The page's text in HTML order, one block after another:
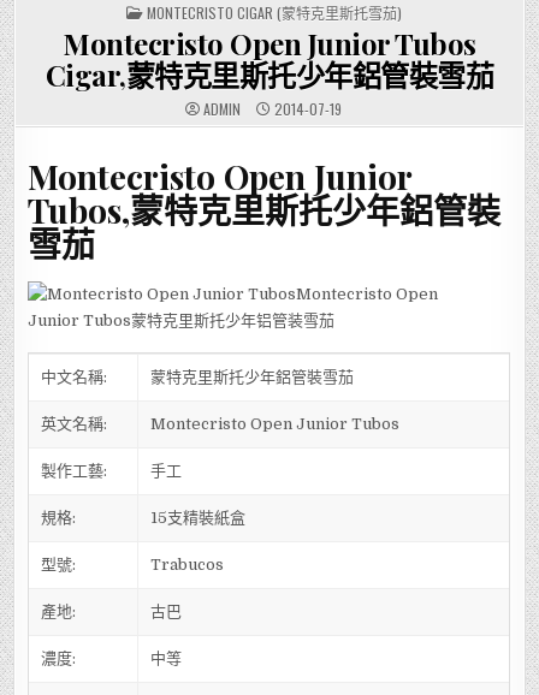
POSTED
IN
MONTECRISTO CIGAR (蒙特克里斯托雪茄)
Montecristo Open Junior Tubos
Cigar,蒙特克里斯托少年鋁管裝雪茄
ADMIN 2014-07-19
Montecristo Open Junior
Tubos,蒙特克里斯托少年鋁管裝
雪茄
中文名稱: 蒙特克里斯托少年鋁管裝雪茄
英文名稱: Montecristo Open Junior Tubos
製作工藝: 手工
規格: 15支精裝紙盒
型號: Trabucos
產地: 古巴
濃度: 中等